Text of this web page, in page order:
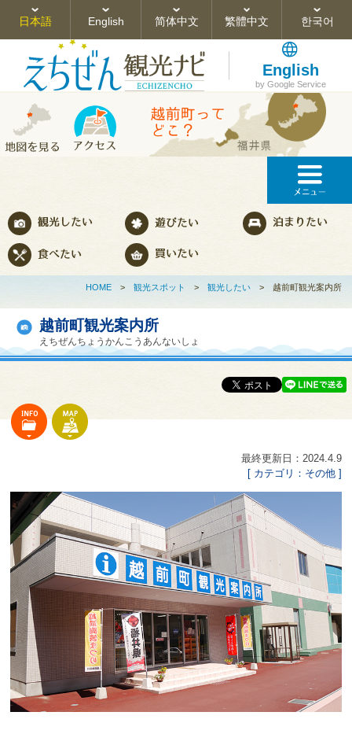
日本語 English 简体中文 繁體中文 한국어
English
by Google Service
HOME> 観光スポット > 観光したい> 越前町観光案内所
越前町観光案内所
えちぜんちょうかんこうあんないしょ
最終更新日：2024.4.9
[ カテゴリ：その他 ]